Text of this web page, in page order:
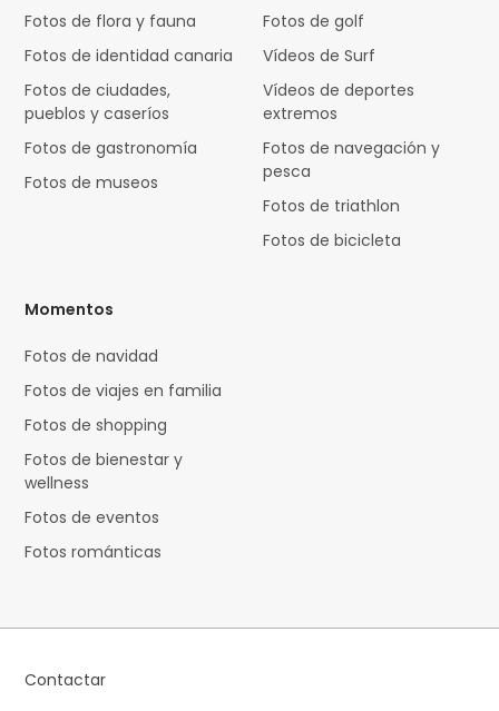
Fotos de flora y fauna
Fotos de identidad canaria
Fotos de ciudades,
pueblos y caseríos
Fotos de gastronomía
Fotos de museos
Fotos de golf
Vídeos de Surf
Vídeos de deportes
extremos
Fotos de navegación y
pesca
Fotos de triathlon
Fotos de bicicleta
Momentos
Fotos de navidad
Fotos de viajes en familia
Fotos de shopping
Fotos de bienestar y
wellness
Fotos de eventos
Fotos románticas
Contactar